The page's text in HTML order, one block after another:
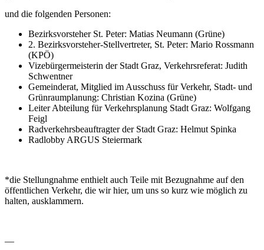
und die folgenden Personen:
Bezirksvorsteher St. Peter: Matias Neumann (Grüne)
2. Bezirksvorsteher-Stellvertreter, St. Peter: Mario Rossmann
(KPÖ)
Vizebürgermeisterin der Stadt Graz, Verkehrsreferat: Judith
Schwentner
Gemeinderat, Mitglied im Ausschuss für Verkehr, Stadt- und
Grünraumplanung: Christian Kozina (Grüne)
Leiter Abteilung für Verkehrsplanung Stadt Graz: Wolfgang
Feigl
Radverkehrsbeauftragter der Stadt Graz: Helmut Spinka
Radlobby ARGUS Steiermark
*die Stellungnahme enthielt auch Teile mit Bezugnahme auf den
öffentlichen Verkehr, die wir hier, um uns so kurz wie möglich zu
halten, ausklammern.
—